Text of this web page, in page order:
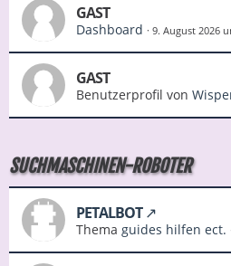
GAST
Dashboard 9. August 2026
GAST
Benutzerprofil von
SUCHMASCHINEN-ROBOTER
PETALBOT
Thema guides hilfen ect.